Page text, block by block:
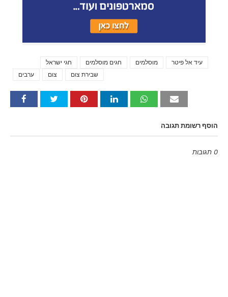
חגי ישראל חגים מוסלמים מוסלמים
עיד אל פיטר
ערבים
צום שבירת צום
הוסף רשומת תגובה
0 תגובות